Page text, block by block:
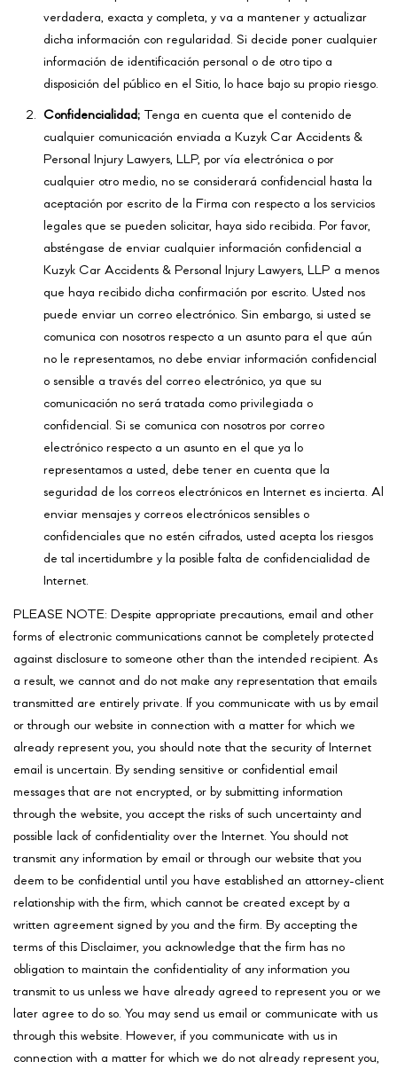
verdadera, exacta y completa, y va a mantener y actualizar
dicha información con regularidad. Si decide poner cualquier
información de identificación personal o de otro tipo a
disposición del público en el Sitio, lo hace bajo su propio riesgo.
Confidencialidad; Tenga en cuenta que el contenido de
cualquier comunicación enviada a Kuzyk Car Accidents &
Personal Injury Lawyers, LLP, por vía electrónica o por
cualquier otro medio, no se considerará confidencial hasta la
aceptación por escrito de la Firma con respecto a los servicios
legales que se pueden solicitar, haya sido recibida. Por favor,
absténgase de enviar cualquier información confidencial a
Kuzyk Car Accidents & Personal Injury Lawyers, LLP a menos
que haya recibido dicha confirmación por escrito. Usted nos
puede enviar un correo electrónico. Sin embargo, si usted se
comunica con nosotros respecto a un asunto para el que aún
no le representamos, no debe enviar información confidencial
o sensible a través del correo electrónico, ya que su
comunicación no será tratada como privilegiada o
confidencial. Si se comunica con nosotros por correo
electrónico respecto a un asunto en el que ya lo
representamos a usted, debe tener en cuenta que la
seguridad de los correos electrónicos en Internet es incierta. Al
enviar mensajes y correos electrónicos sensibles o
confidenciales que no estén cifrados, usted acepta los riesgos
de tal incertidumbre y la posible falta de confidencialidad de
Internet.
PLEASE NOTE: Despite appropriate precautions, email and other
forms of electronic communications cannot be completely protected
against disclosure to someone other than the intended recipient. As
a result, we cannot and do not make any representation that emails
transmitted are entirely private. If you communicate with us by email
or through our website in connection with a matter for which we
already represent you, you should note that the security of Internet
email is uncertain. By sending sensitive or confidential email
messages that are not encrypted, or by submitting information
through the website, you accept the risks of such uncertainty and
possible lack of confidentiality over the Internet. You should not
transmit any information by email or through our website that you
deem to be confidential until you have established an attorney-client
relationship with the firm, which cannot be created except by a
written agreement signed by you and the firm. By accepting the
terms of this Disclaimer, you acknowledge that the firm has no
obligation to maintain the confidentiality of any information you
transmit to us unless we have already agreed to represent you or we
later agree to do so. You may send us email or communicate with us
through this website. However, if you communicate with us in
connection with a matter for which we do not already represent you,